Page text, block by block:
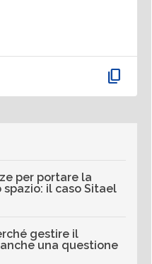
content_copy
per portare la
il caso Sitael
gestire il
una questione